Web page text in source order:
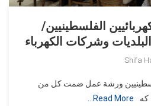
الفلسطينيين/
وشركات الكهرباء
Shifa
ورشة عمل ضمت كل من
كه
Read More…